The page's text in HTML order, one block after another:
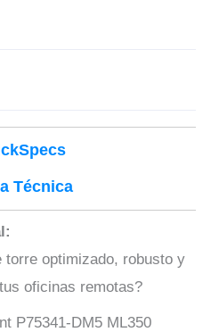
Técnica
optimizado, robusto y
oficinas remotas?
P75341-DM5 ML350